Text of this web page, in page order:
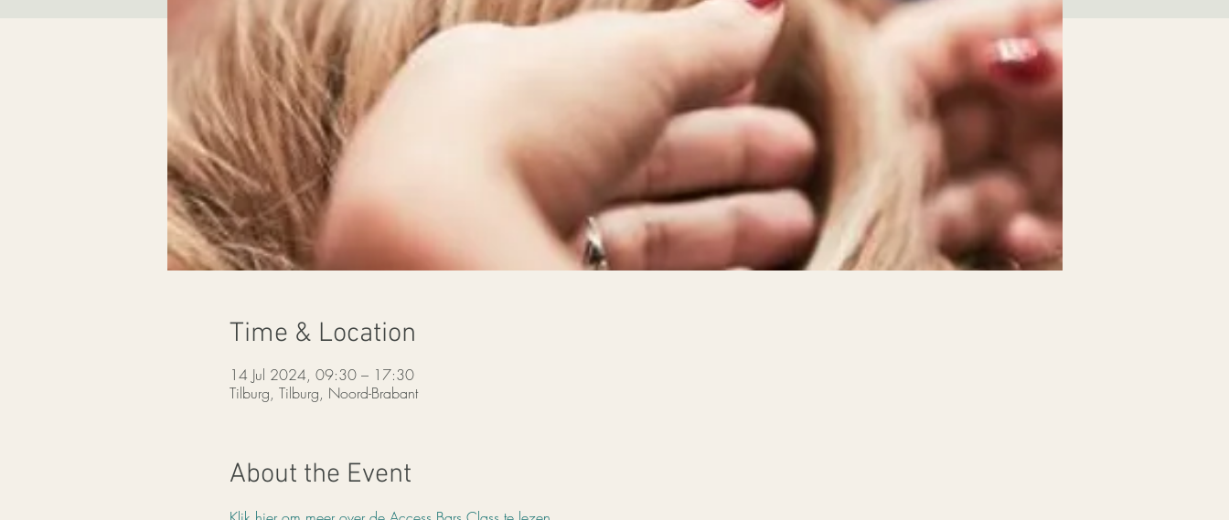
Time & Location
14 Jul 2024, 09:30 – 17:30
Tilburg, Tilburg, Noord-Brabant
About the Event